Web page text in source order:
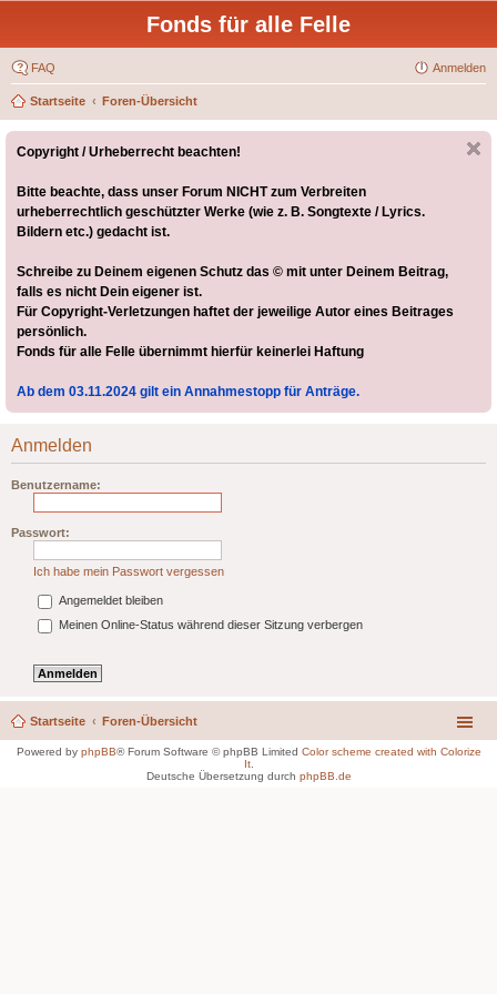
Fonds für alle Felle
FAQ Anmelden
Startseite Foren-Übersicht
Copyright / Urheberrecht beachten!
Bitte beachte, dass unser Forum NICHT zum Verbreiten
urheberrechtlich geschützter Werke (wie z. B. Songtexte / Lyrics.
Bildern etc.) gedacht ist.
Schreibe zu Deinem eigenen Schutz das © mit unter Deinem Beitrag,
falls es nicht Dein eigener ist.
Für Copyright-Verletzungen haftet der jeweilige Autor eines Beitrages
persönlich.
Fonds für alle Felle übernimmt hierfür keinerlei Haftung
Ab dem 03.11.2024 gilt ein Annahmestopp für Anträge.
Anmelden
Benutzername:
Passwort:
Ich habe mein Passwort vergessen
Angemeldet bleiben
Meinen Online-Status während dieser Sitzung verbergen
Startseite Foren-Übersicht
Powered by phpBB® Forum Software © phpBB Limited Color scheme created with Colorize
It.
Deutsche Übersetzung durch phpBB.de